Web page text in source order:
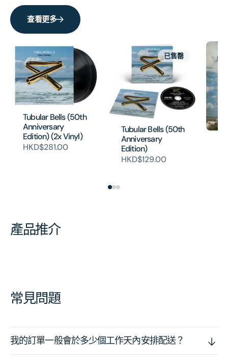
查看更多
Tubular Bells (50th
Anniversary
Edition) (2x Vinyl)
HKD$281.00
Tubular Bells (50th
Anniversary
Edition)
HKD$129.00
已售罄
產品推介
常見問題
我的訂單一般會於多少個工作天內安排配送？